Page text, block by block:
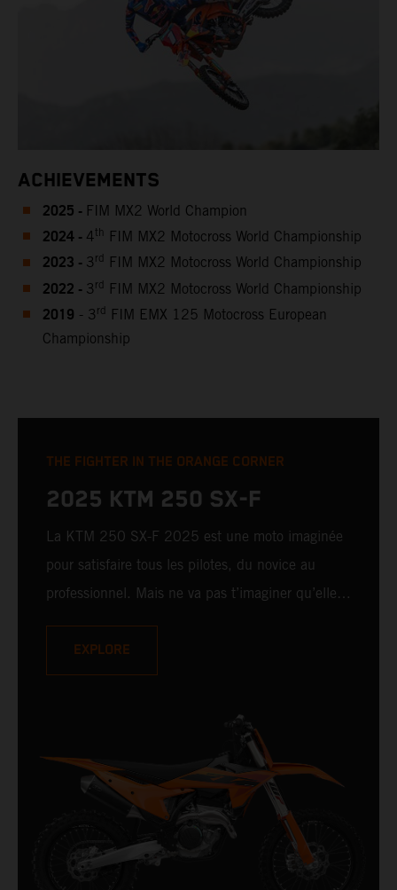
ACHIEVEMENTS
2025 - FIM MX2 World Champion
2024 - 4th FIM MX2 Motocross World Championship
2023 - 3 rd FIM MX2 Motocross World Championship
2022 - 3 rd FIM MX2 Motocross World Championship
2019 - 3 rd FIM EMX 125 Motocross European
Championship
THE FIGHTER IN THE ORANGE CORNER
2025 KTM 250 SX-F
La KTM 250 SX-F 2025 est une moto imaginée
pour satisfaire tous les pilotes, du novice au
professionnel. Mais ne va pas t’imaginer qu’elle
fait dans le compromis pour autant : elle est
incontestablement READY TO RACE à tous les
niveaux. Offrant une puissance de plus de 47 cv
option, la KTM 250 SX-F 2025 est prête à
affronter la catégorie des 250 cm³ et à battre ses
concurrentes par KO.
EXPLORE